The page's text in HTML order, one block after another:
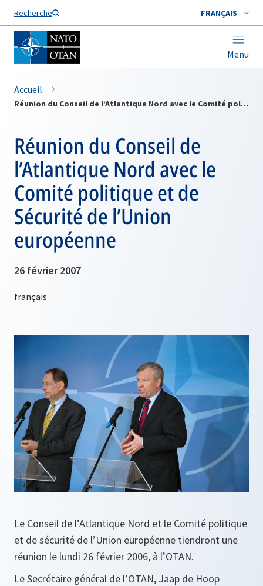
Recherche FRANÇAIS
Menu
Nom de famille*
Accueil
Réunion du Conseil de l’Atlantique Nord avec le Comité politique et de Sécurité de l’Union européenne
Réunion du Conseil de
l’Atlantique Nord avec le
Comité politique et de
Sécurité de l’Union
européenne
26 février 2007
Le Conseil de l’Atlantique Nord et le Comité politique
et de sécurité de l’Union européenne tiendront une
réunion le lundi 26 février 2006, à l’OTAN.
Le Secrétaire général de l’OTAN, Jaap de Hoop